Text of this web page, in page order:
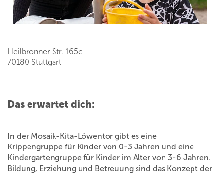
Heilbronner Str. 165c
70180 Stuttgart
Das erwartet dich:
In der Mosaik-Kita-Löwentor gibt es eine
Krippengruppe für Kinder von 0-3 Jahren und eine
Kindergartengruppe für Kinder im Alter von 3-6 Jahren.
Bildung, Erziehung und Betreuung sind das Konzept der